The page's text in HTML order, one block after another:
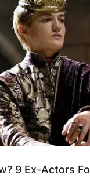
az életét már
a 38 éves Yulia
aki
műtétet (BBL)
váratlan
Yulia a
9 Ex-Actors